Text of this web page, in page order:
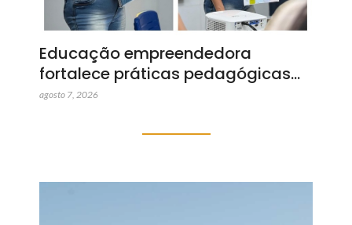
Educação empreendedora
fortalece práticas pedagógicas…
agosto 7, 2026